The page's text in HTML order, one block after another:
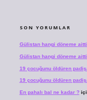
SON YORUMLAR
Gülistan hangi döneme
Gülistan hangi döneme
19 çocuğunu öldüren
19 çocuğunu öldüren
En pahalı bal ne kadar ?